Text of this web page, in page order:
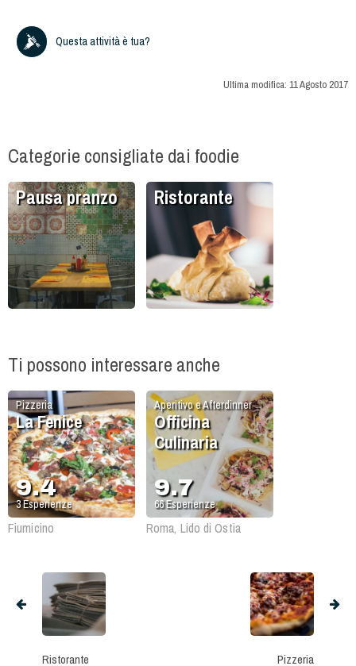
Questa attività è tua?
Ultima modifica: 11 Agosto 2017
Categorie consigliate dai foodie
Pausa pranzo Ristorante
Ti possono interessare anche
Pizzeria
La Fenice
9.4
3Esperienze
Fiumicino
Aperitivo e Afterdinner
Officina
Culinaria
9.7
66Esperienze
Roma, Lido di Ostia
Ristorante Pizzeria